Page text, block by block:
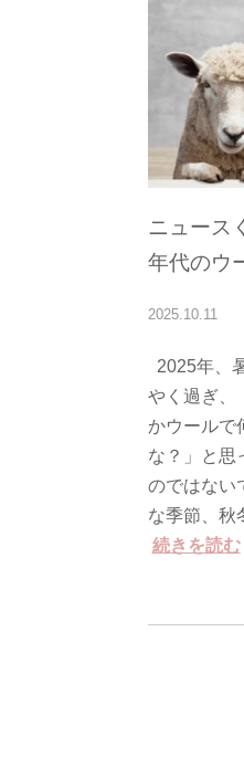
ニュース
年代のウ
2025.10.11
2025年、
やく過ぎ、
かウールで
な？」と思
のではない
な季節、秋
続きを読む